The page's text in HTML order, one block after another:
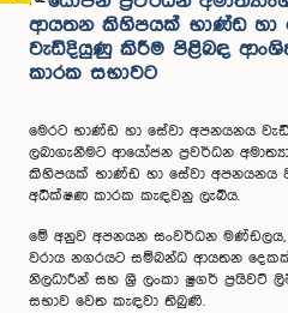
ආයතන කිහිපයක් භාණ්ඩ හා
වැඩිදියුණු කිරීම පිළිබඳ
කාරක සභාවට
මෙරට භාණ්ඩ හා සේවා අපනයනය
ලබාගැනීමට ආයෝජන ප්‍රවර්ධන
කිහිපයක් භාණ්ඩ හා සේවා අපනයනය
අධීක්ෂණ කාරක කැඳවනු ලැබීය.
මේ අනුව අපනයන සංවර්ධන
වරාය නගරයට සම්බන්ධ ආයතන දෙකක්,
නිලධාරීන් සහ ශ්‍රී ලංකා ෂුගර් ප්‍රයිවට්
සභාව වෙත කැඳවා තිබුණි.